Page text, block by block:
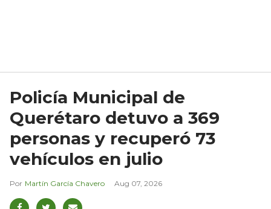
Policía Municipal de
Querétaro detuvo a 369
personas y recuperó 73
vehículos en julio
Martín García Chavero Aug 07, 2026